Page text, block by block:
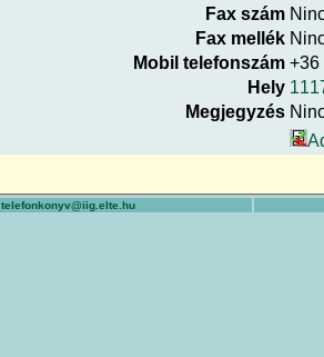
Fax szám
Fax mellék
Mobil telefonszám +36
Hely
Megjegyzés
telefonkonyv@iig.elte.hu